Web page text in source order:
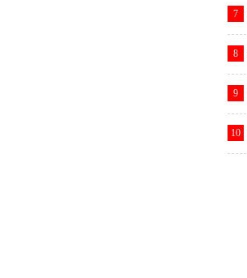
7
8
9
10